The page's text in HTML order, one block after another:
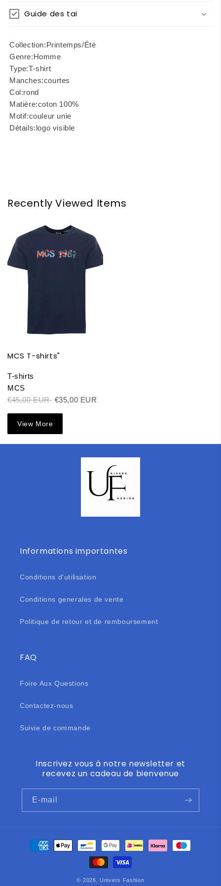
Guide des tai
Collection:Printemps/Été
Genre:Homme
Type:T-shirt
Manches:courtes
Col:rond
Matière:coton 100%
Motif:couleur unie
Détails:logo visible
Recently Viewed Items
MCS T-shirts"
T-shirts
MCS
€45,00 EUR €35,00 EUR
View More
Informations importantes
Conditions d'utilisation
Conditions generales de vente
Politique de retour et de remboursement
FAQ
Foire Aux Questions
Contactez-nous
Suivie de commande
Inscrivez vous à notre newsletter et
recevez un cadeau de bienvenue
E-mail
Moyens
© 2026, Univers Fashion